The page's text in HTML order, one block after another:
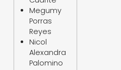
Megumy
Porras
Reyes
Nicol
Alexandra
Palomino